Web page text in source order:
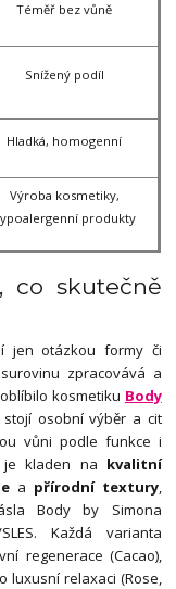
Téměř bez vůně
Snížený podíl
Hladká, homogenní
Výroba kosmetiky,
produkty
co skutečně
jen otázkou formy či
zpracovává a
kosmetiku Body
stojí osobní výběr a cit
vůni podle funkce i
je kladen na kvalitní
a přírodní textury,
Body by Simona
Každá varianta
regenerace (Cacao),
luxusní relaxaci (Rose,